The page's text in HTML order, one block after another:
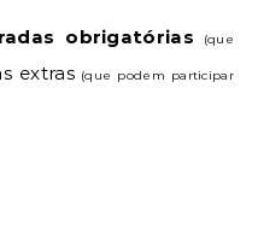
obrigatórias (que
extras(que podem participar